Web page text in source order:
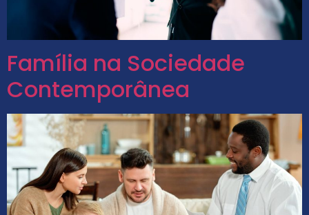
Família na Sociedade
Contemporânea